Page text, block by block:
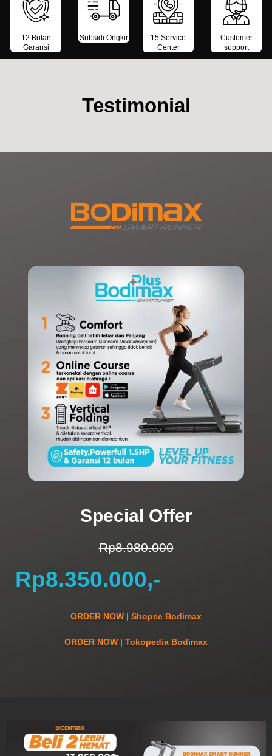
12 Bulan
Garansi
Subsidi Ongkir
15 Service
Center
Customer
support
Testimonial
Special Offer
Rp8.980.000
Rp8.350.000,-
ORDER NOW | Shopee Bodimax
ORDER NOW | Tokopedia Bodimax